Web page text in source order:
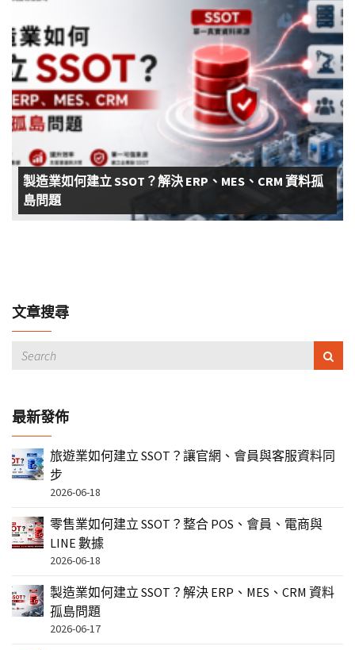
製造業如何建立 SSOT？解決 ERP、MES、CRM 資料孤
島問題
文章搜尋
最新發佈
旅遊業如何建立 SSOT？讓官網、會員與客服資料同
步
2026-06-18
零售業如何建立 SSOT？整合 POS、會員、電商與
LINE 數據
2026-06-18
製造業如何建立 SSOT？解決 ERP、MES、CRM 資料
孤島問題
2026-06-17